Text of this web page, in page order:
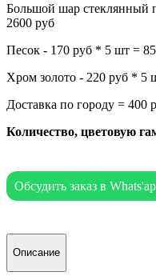
Большой шар стеклянный
2600 руб
Песок - 170 руб * 5 шт =
Хром золото - 220 руб * 5
Доставка по городу = 400
Количество, цветовую
Обсудить заказ в
Описание